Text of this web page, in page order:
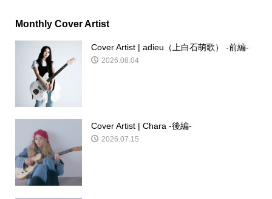
Monthly Cover Artist
Cover Artist | adieu（上白石萌歌） -前編-
2026.08.04
Cover Artist | Chara -後編-
2026.07.15